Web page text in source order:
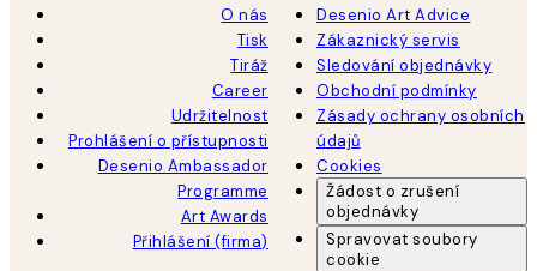
O nás
Tisk
Tiráž
Career
Udržitelnost
Prohlášení o přístupnosti
Desenio Ambassador
Programme
Art Awards
Přihlášení (firma)
Desenio Art Advice
Zákaznický servis
Sledování objednávky
Obchodní podmínky
Zásady ochrany osobních
údajů
Cookies
Žádost o zrušení
objednávky
Spravovat soubory
cookie